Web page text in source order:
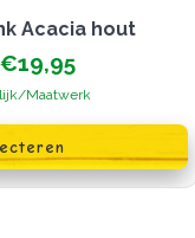
Acacia hout
€19,95
€17,95
tot
€19,95
Maatwerk